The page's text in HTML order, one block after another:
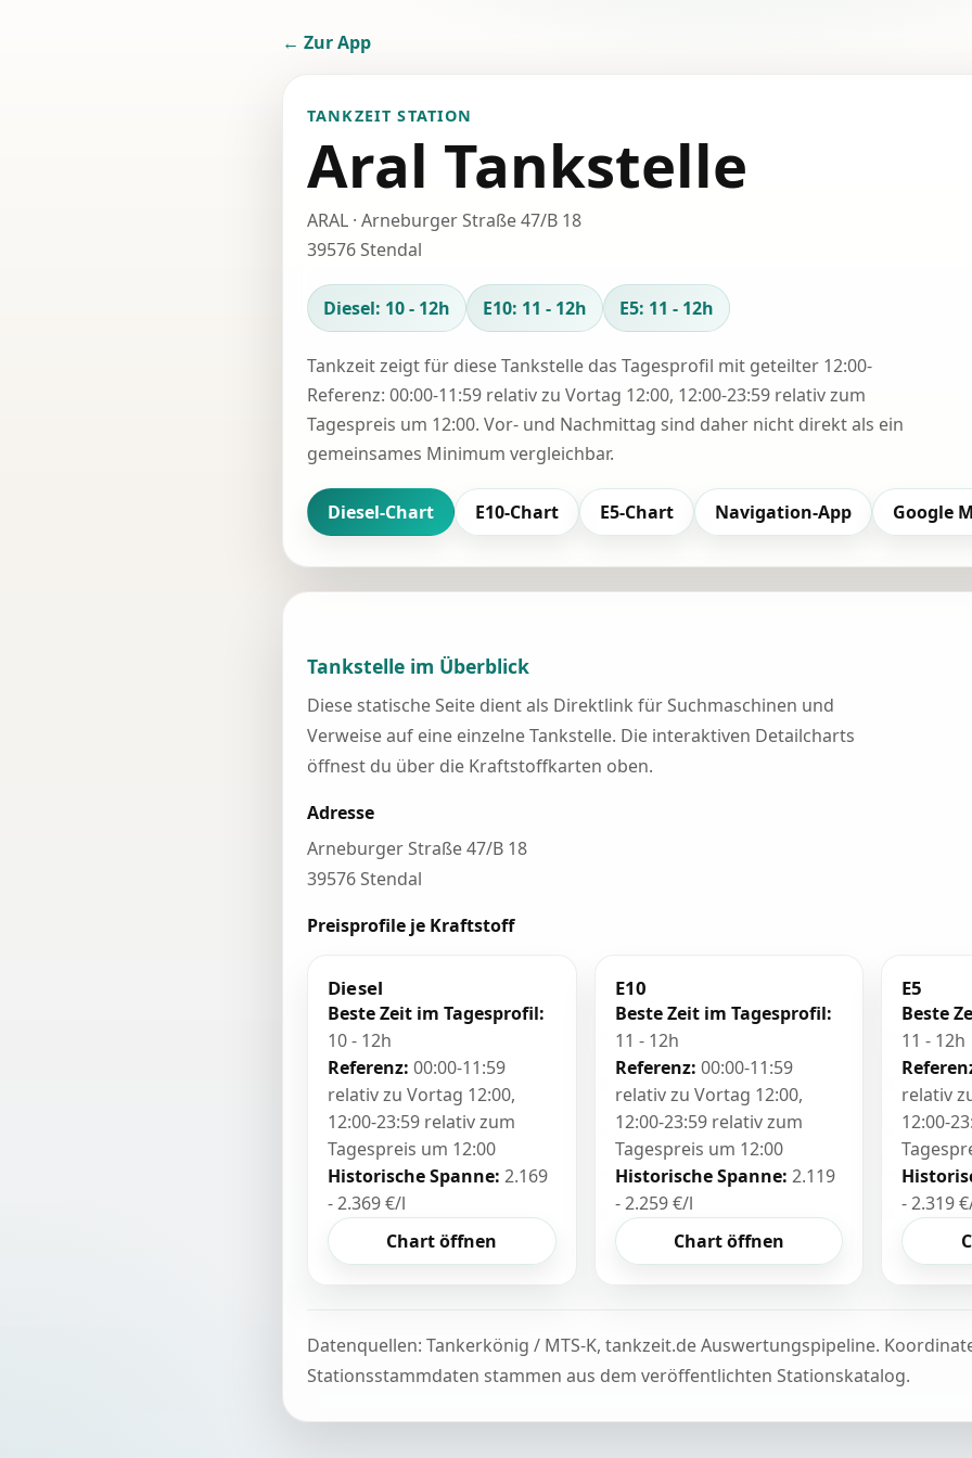
← Zur App
TANKZEIT STATION
Aral Tankstelle
ARAL · Arneburger Straße 47/B 18
39576 Stendal
Diesel: 10 - 12h E10: 11 - 12h E5: 11 - 12h
Tankzeit zeigt für diese Tankstelle das Tagesprofil mit geteilter 12:00-
Referenz: 00:00-11:59 relativ zu Vortag 12:00, 12:00-23:59 relativ zum
Tagespreis um 12:00. Vor- und Nachmittag sind daher nicht direkt als ein
gemeinsames Minimum vergleichbar.
Diesel-Chart E10-Chart E5-Chart Navigation-App Google
Tankstelle im Überblick
Diese statische Seite dient als Direktlink für Suchmaschinen und
Verweise auf eine einzelne Tankstelle. Die interaktiven Detailcharts
öffnest du über die Kraftstoffkarten oben.
Adresse
Arneburger Straße 47/B 18
39576 Stendal
Preisprofile je Kraftstoff
Diesel
Beste Zeit im Tagesprofil:
10 - 12h
Referenz: 00:00-11:59
relativ zu Vortag 12:00,
12:00-23:59 relativ zum
Tagespreis um 12:00
Historische Spanne: 2.169
- 2.369 €/l
Chart öffnen
E10
Beste Zeit im Tagesprofil:
11 - 12h
Referenz: 00:00-11:59
relativ zu Vortag 12:00,
12:00-23:59 relativ zum
Tagespreis um 12:00
Historische Spanne: 2.119
- 2.259 €/l
Chart öffnen
E5
Beste
11 - 12h
relativ
12:00-
- 2.319
Datenquellen: Tankerkönig / MTS-K, tankzeit.de Auswertungspipeline.
Stationsstammdaten stammen aus dem veröffentlichten Stationskatalog.